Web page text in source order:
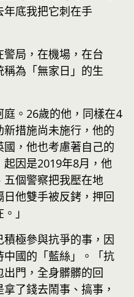
年底我把它刺在手
局，在機場，在台
為「無家日」的生
。26歲的他，同樣在4
措施尚未施行，他的
國，他也考慮著自己的
因是2019年8月，他
個警察把我壓在地
他雙手被反銬，押回
」
極參與抗爭的事，因
國的「藍絲」。「抗
門，全身髒髒的回
了錢去鬧事、搞事，